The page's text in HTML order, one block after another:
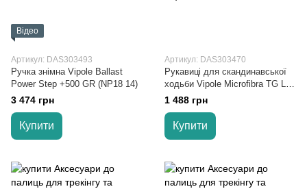
Відео
Артикул: DAS303493
Ручка знімна Vipole Ballast
Power Step +500 GR (NP18 14)
3 474 грн
Купити
Артикул: DAS303470
Рукавиці для скандинавської
ходьби Vipole Microfibra TG L
(R20 70)
1 488 грн
Купити